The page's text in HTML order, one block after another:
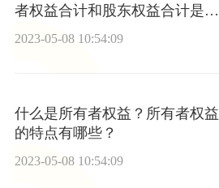
者权益合计和股东权益合计是同
2023-05-08 10:54:09
什么是所有者权益？所有者权益
的特点有哪些？
2023-05-08 10:54:09